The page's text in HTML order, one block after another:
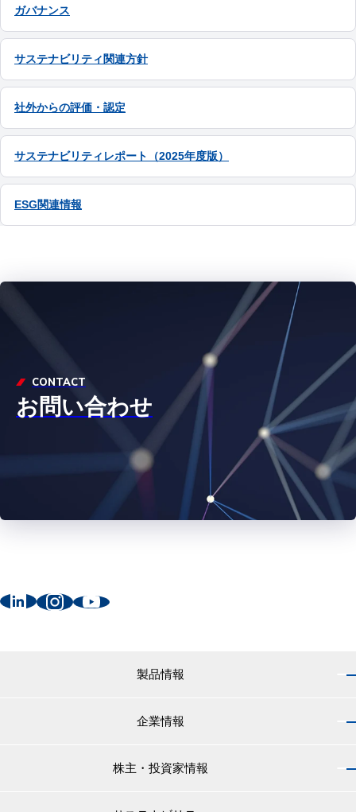
ガバナンス
サステナビリティ関連方針
社外からの評価・認定
サステナビリティレポート（2025年度版）
ESG関連情報
CONTACT
お問い合わせ
製品情報
小型船舶・漁船用塗料・漁網用防汚剤
企業情報
株主・投資家情報